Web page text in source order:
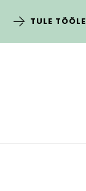
TULE TÖÖLE